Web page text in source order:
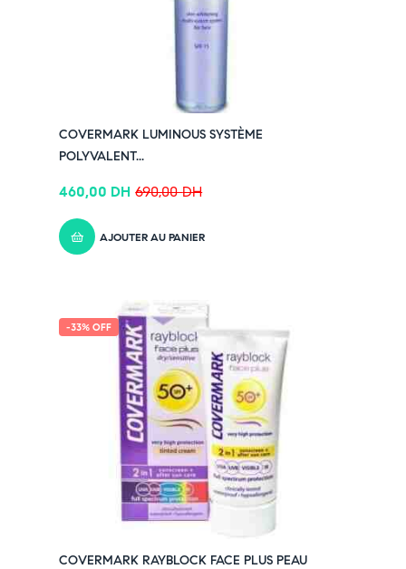
COVERMARK LUMINOUS SYSTÈME
POLYVALENT...
690,00DH
460,00 DH
AJOUTER AU PANIER
-33% OFF
COVERMARK RAYBLOCK FACE PLUS PEAU